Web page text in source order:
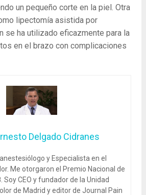
un pequeño corte en la piel. Otra
lipectomía asistida por
se ha utilizado eficazmente para la
en el brazo con complicaciones
Delgado Cidranes
y Especialista en el
Me otorgaron el Premio Nacional de
Soy CEO y fundador de la Unidad
de Madrid y editor de Journal Pain